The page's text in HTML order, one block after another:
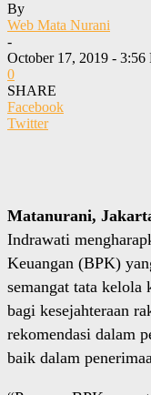
By
Web Mata Nurani
-
October 17, 2019 - 3:56
0
SHARE
Facebook
Twitter
Matanurani,
Indrawati
Keuangan (BPK)
semangat tata kelola
bagi kesejahteraan
rekomendasi dalam
baik dalam